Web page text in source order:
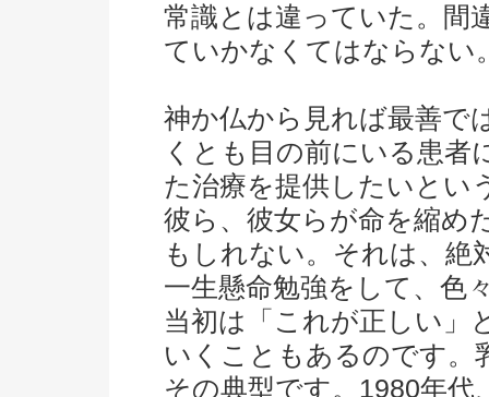
常識とは違っていた。間
ていかなくてはならない
神か仏から見れば最善で
くとも目の前にいる患者
た治療を提供したいとい
彼ら、彼女らが命を縮め
もしれない。それは、絶
一生懸命勉強をして、色
当初は「これが正しい」
いくこともあるのです。
その典型です。1980年